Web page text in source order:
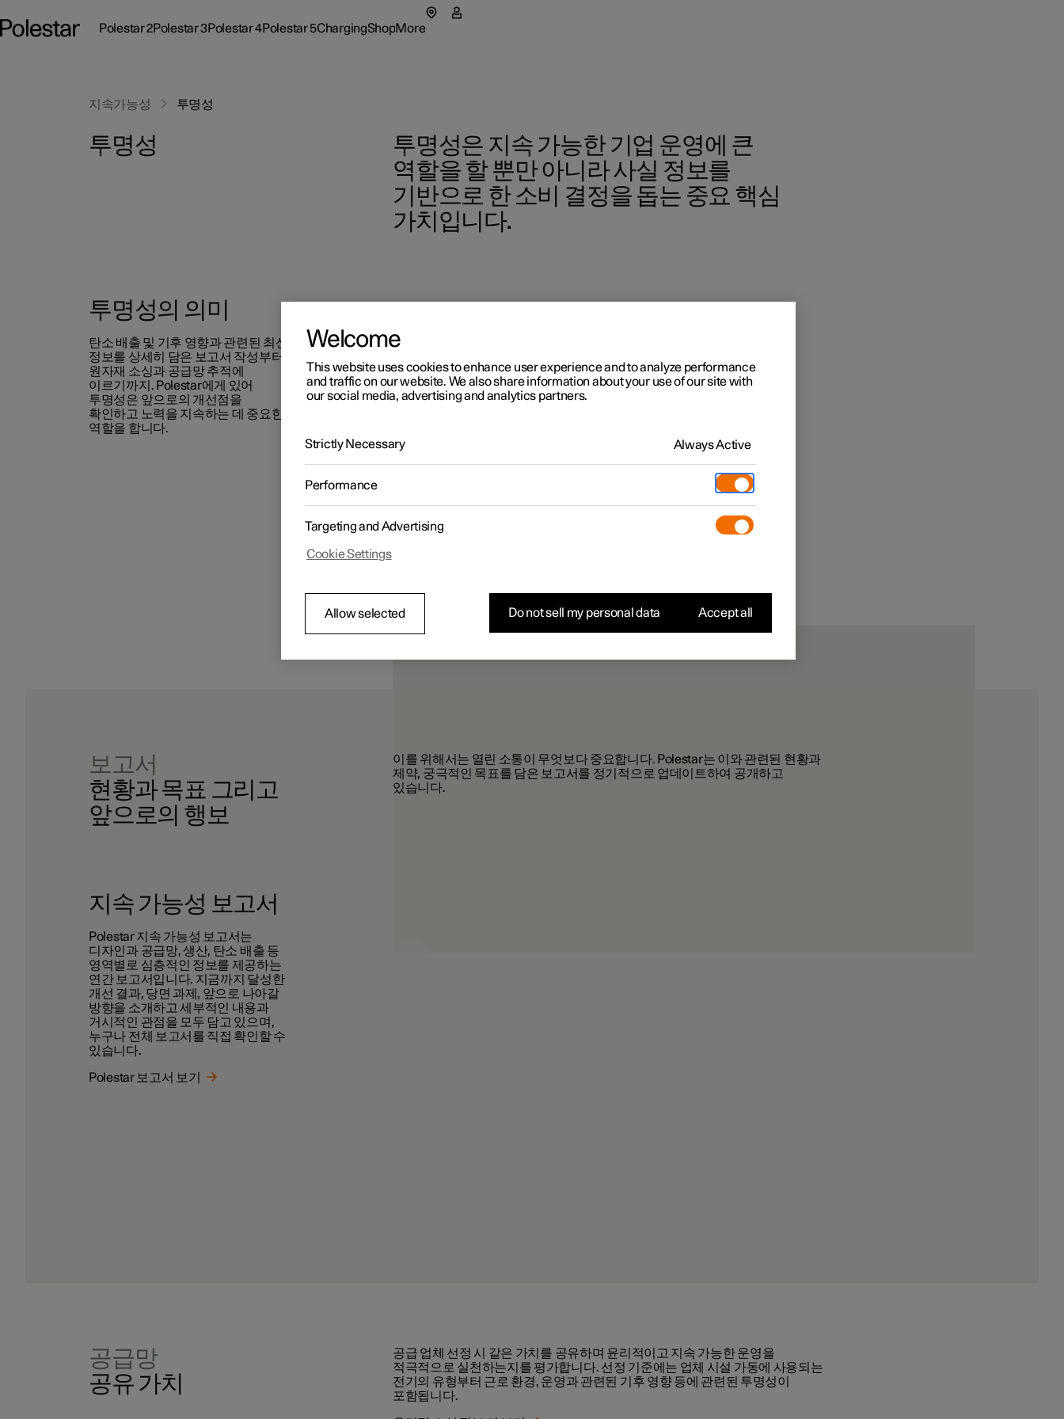
Polestar 2Polestar 3Polestar 4Polestar 5ChargingShopMore
Polestar 2 알아보기
시승 예약하기
진행중인 프로모션
시승 예약하기
진행중인 프로모션
Polestar 5 알아보기
공용 시설 충전
금융 서비스 옵션
차량 주문
Polestar 소개
뉴스레터 구독
지속가능성 투명성
투명성
투명성은 지속 가능한 기업 운영에 큰
역할을 할 뿐만 아니라 사실 정보를
기반으로 한 소비 결정을 돕는 중요 핵심
가치입니다.
투명성의 의미
탄소 배출 및 기후 영향과 관련된 최신
정보를 상세히 담은 보고서 작성부터
원자재 소싱과 공급망추적에
이르기까지 . Polestar에게 있어
투명성은 앞으로의 개선점을
확인하고 노력을 지속하는 데 중요한
역할을 합니다.
보고서
현황과 목표 그리고
앞으로의 행보
이를 위해서는 열린 소통이 무엇보다 중요합니다. Polestar는 이와 관련된 현황과
제약, 궁극적인 목표를 담은 보고서를 정기적으로 업데이트하여 공개하고
있습니다.
지속 가능성 보고서
Polestar지속 가능성 보고서는
디자인과 공급망, 생산, 탄소 배출 등
영역별로 심층적인 정보를 제공하는
연간 보고서입니다. 지금까지 달성한
개선 결과, 당면 과제, 앞으로 나아갈
방향을 소개하고 세부적인 내용과
거시적인 관점을 모두 담고 있으며,
누구나 전체 보고서를 직접 확인할 수
있습니다.
Polestar 보고서 보기
공급망
공유 가치
공급 업체 선정 시 같은 가치를 공유하며 윤리적이고 지속 가능한 운영을
적극적으로 실천하는지를 평가합니다. 선정 기준에는 업체 시설 가동에 사용되는
전기의 유형부터 근로 환경, 운영과 관련된 기후 영향 등에 관련된 투명성이
포함됩니다.
Welcome
This website uses cookies to enhance user experience and to analyze performance
and traffic on our website. We also share information about your use of our site with
our social media, advertising and analytics partners.
Strictly Necessary Always Active
Performance
Targeting and Advertising
Cookie Settings
Allow selected Do not sell my personal data Accept all